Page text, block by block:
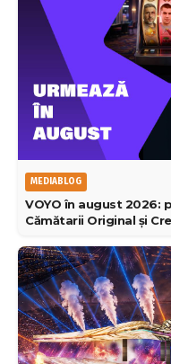
MEDIABLOG
VOYO în august 2026:
Cămătarii Original și